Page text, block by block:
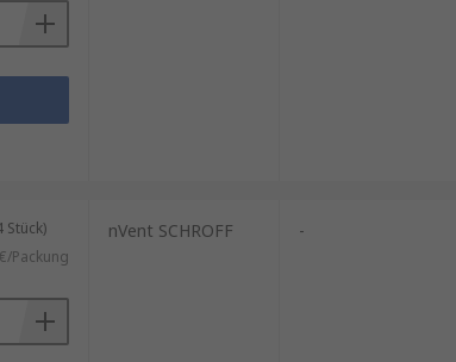
Stück)
Packung
nVent SCHROFF -